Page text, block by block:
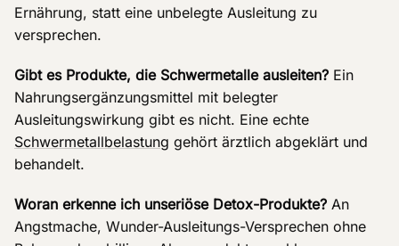
Ernährung, statt eine unbelegte Ausleitung zu
versprechen.
Gibt es Produkte, die Schwermetalle ausleiten? Ein
Nahrungsergänzungsmittel mit belegter
Ausleitungswirkung gibt es nicht. Eine echte
Schwermetallbelastung gehört ärztlich abgeklärt und
behandelt.
Woran erkenne ich unseriöse Detox-Produkte? An
Angstmache, Wunder-Ausleitungs-Versprechen ohne